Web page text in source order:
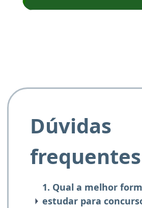
Dúvidas
frequentes
1. Qual a melhor
estudar para